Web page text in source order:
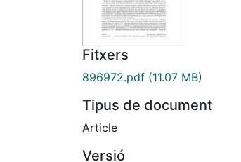
Fitxers
896972.pdf (11.07 MB)
Tipus de document
Article
Versió